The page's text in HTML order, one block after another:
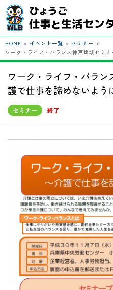
HOME > イベント一覧 > セミナー >
ワーク・ライフ・バランス神戸地域セミ
ワーク・ライフ・バラ
護で仕事を諦めないよう
セミナー 終了